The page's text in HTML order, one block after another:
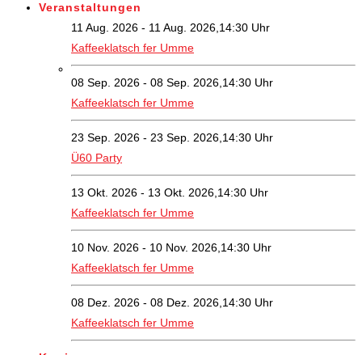
Veranstaltungen
11 Aug. 2026 - 11 Aug. 2026,14:30 Uhr
Kaffeeklatsch fer Umme
08 Sep. 2026 - 08 Sep. 2026,14:30 Uhr
Kaffeeklatsch fer Umme
23 Sep. 2026 - 23 Sep. 2026,14:30 Uhr
Ü60 Party
13 Okt. 2026 - 13 Okt. 2026,14:30 Uhr
Kaffeeklatsch fer Umme
10 Nov. 2026 - 10 Nov. 2026,14:30 Uhr
Kaffeeklatsch fer Umme
08 Dez. 2026 - 08 Dez. 2026,14:30 Uhr
Kaffeeklatsch fer Umme